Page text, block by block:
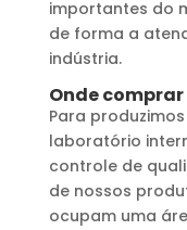
importantes do
de forma a
indústria.
Onde comprar
Para
laboratório
controle de
de nossos
ocupam uma